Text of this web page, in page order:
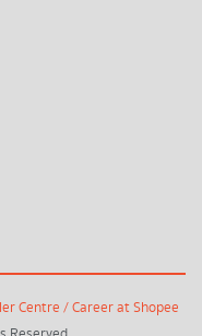
Centre /Career at Shopee